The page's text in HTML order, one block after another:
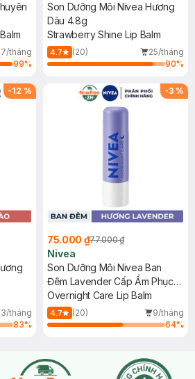
tháng
99%
Son Dưỡng Môi Nivea Hương
Dâu 4.8g
Strawberry Shine Lip Balm
4.7 (20)
25/tháng
90%
-12 %
tháng
83%
-3 %
75.000 ₫77.000 ₫
Nivea
Son Dưỡng Môi Nivea Ban
Đêm Lavender Cấp Ẩm Phục
Hồi 4.8g
Overnight Care Lip Balm
4.7 (20)
9/tháng
64%